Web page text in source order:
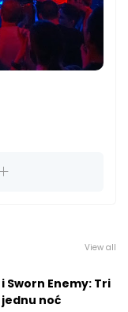
View all
Sworn Enemy: Tri
noć